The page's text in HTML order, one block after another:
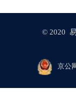
© 2020
京公